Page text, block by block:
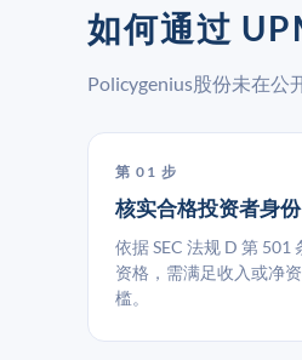
如何通过
Policygenius股份未在公
第 01 步
核实合格投资者身份
依据 SEC 法规 D 第 501
资格，需满足收入或净
槛。